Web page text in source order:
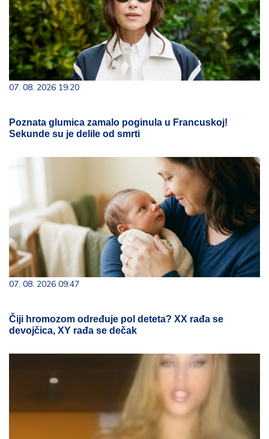
07. 08. 2026 19:20
Poznata glumica zamalo poginula u Francuskoj!
Sekunde su je delile od smrti
07. 08. 2026 09:47
Čiji hromozom određuje pol deteta? XX rađa se
devojčica, XY rađa se dečak